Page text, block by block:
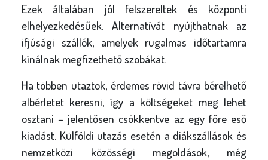
Ezek általában jól felszereltek és központi
elhelyezkedésűek. Alternatívát nyújthatnak az
ifjúsági szállók, amelyek rugalmas időtartamra
kínálnak megfizethető szobákat.
Ha többen utaztok, érdemes rövid távra bérelhető
albérletet keresni, így a költségeket meg lehet
osztani – jelentősen csökkentve az egy főre eső
kiadást. Külföldi utazás esetén a diákszállások és
nemzetközi közösségi megoldások, még